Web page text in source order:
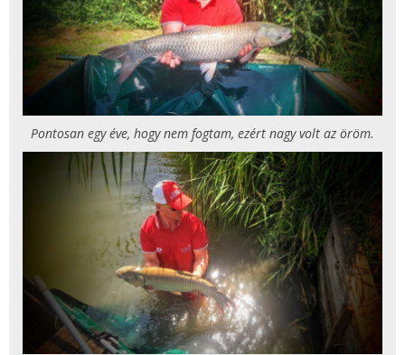
Pontosan egy éve, hogy nem fogtam, ezért nagy volt az öröm.